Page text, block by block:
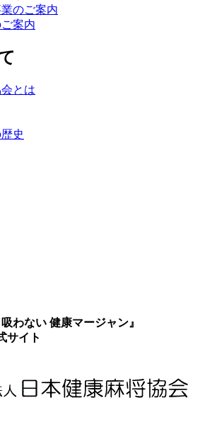
のご案内
案内
とは
史
わない 健康マージャン』
サイト